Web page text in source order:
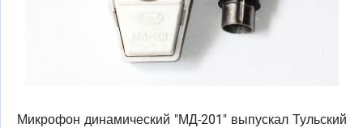
Микрофон динамический "МД-201" выпускал Тульский